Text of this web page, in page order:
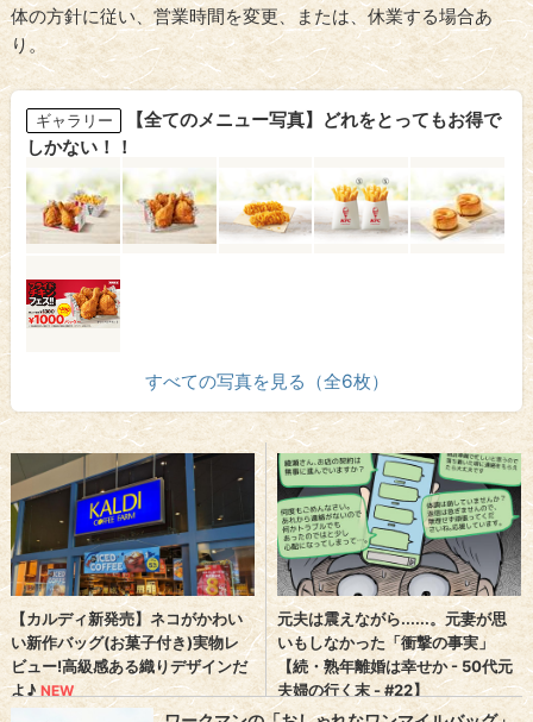
体の方針に従い、営業時間を変更、または、休業する場合あ
り。
ギャラリー
【全てのメニュー写真】どれをとってもお得で
しかない！！
すべての写真を見る（全6枚）